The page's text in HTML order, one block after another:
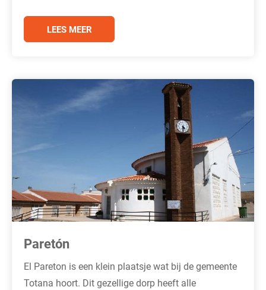
LEES MEER
Paretón
El Pareton is een klein plaatsje wat bij de gemeente
Totana hoort. Dit gezellige dorp heeft alle